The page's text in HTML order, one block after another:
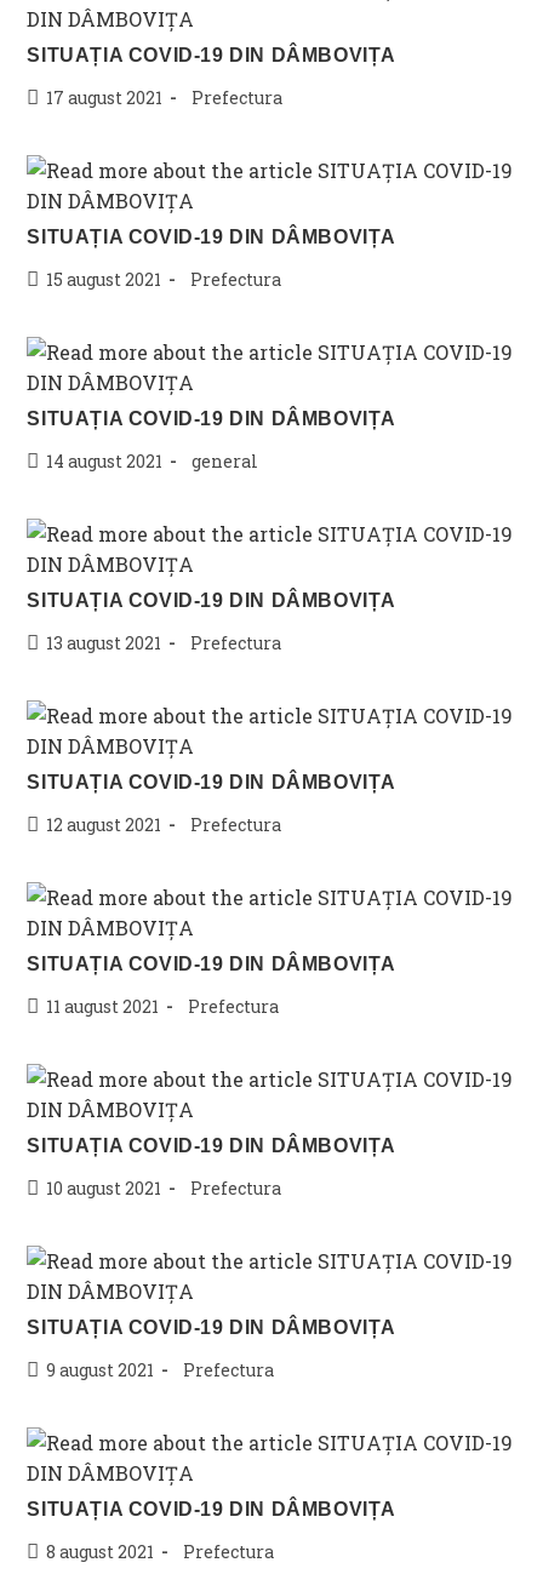
SITUAȚIA COVID-19 DIN DÂMBOVIȚA
Post17 august 2021
Post
Prefectura
SITUAȚIA COVID-19 DIN DÂMBOVIȚA
Post15 august 2021
Post
Prefectura
SITUAȚIA COVID-19 DIN DÂMBOVIȚA
Post14 august 2021
Post
general
SITUAȚIA COVID-19 DIN DÂMBOVIȚA
Post13 august 2021
Post
Prefectura
SITUAȚIA COVID-19 DIN DÂMBOVIȚA
Post12 august 2021
Post
Prefectura
SITUAȚIA COVID-19 DIN DÂMBOVIȚA
Post11 august 2021
Post
Prefectura
SITUAȚIA COVID-19 DIN DÂMBOVIȚA
Post10 august 2021
Post
Prefectura
SITUAȚIA COVID-19 DIN DÂMBOVIȚA
Post9 august 2021
Post
Prefectura
SITUAȚIA COVID-19 DIN DÂMBOVIȚA
Post8 august 2021
Post
Prefectura